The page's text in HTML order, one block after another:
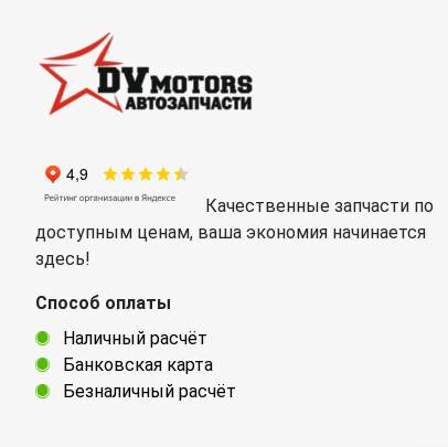
Качественные запчасти по
доступным ценам, ваша экономия начинается
здесь!
Способ оплаты
Наличный расчёт
Банковская карта
Безналичный расчёт